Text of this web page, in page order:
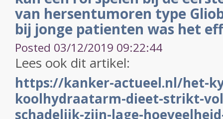
van hersentumoren type
bij jonge patienten was het
Posted 03/12/2019 09:22:44
Lees ook dit artikel:
https://kanker-actueel.nl/het-
koolhydraatarm-dieet-strikt-
schadelijk-zijn-lage-